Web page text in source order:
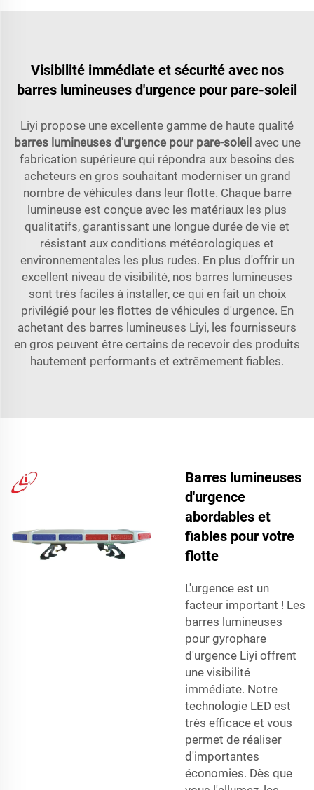
Visibilité immédiate et sécurité avec nos
barres lumineuses d'urgence pour pare-soleil
Liyi propose une excellente gamme de haute qualité
barres lumineuses d'urgence pour pare-soleil avec une
fabrication supérieure qui répondra aux besoins des
acheteurs en gros souhaitant moderniser un grand
nombre de véhicules dans leur flotte. Chaque barre
lumineuse est conçue avec les matériaux les plus
qualitatifs, garantissant une longue durée de vie et
résistant aux conditions météorologiques et
environnementales les plus rudes. En plus d'offrir un
excellent niveau de visibilité, nos barres lumineuses
sont très faciles à installer, ce qui en fait un choix
privilégié pour les flottes de véhicules d'urgence. En
achetant des barres lumineuses Liyi, les fournisseurs
en gros peuvent être certains de recevoir des produits
hautement performants et extrêmement fiables.
Barres lumineuses
d'urgence
abordables et
fiables pour votre
flotte
L'urgence est un
facteur important ! Les
barres lumineuses
pour gyrophare
d'urgence Liyi offrent
une visibilité
immédiate. Notre
technologie LED est
très efficace et vous
permet de réaliser
d'importantes
économies. Dès que